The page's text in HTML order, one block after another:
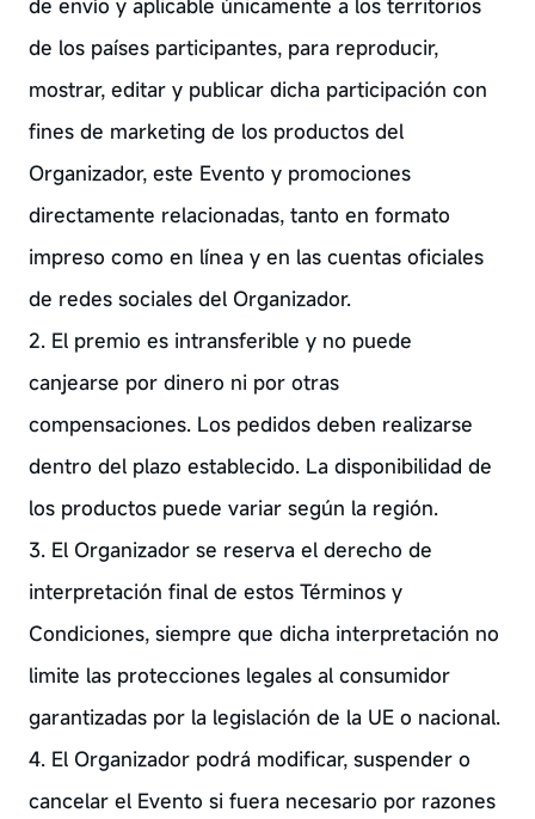
de envío y aplicable únicamente a los territorios
de los países participantes, para reproducir,
mostrar, editar y publicar dicha participación con
fines de marketing de los productos del
Organizador, este Evento y promociones
directamente relacionadas, tanto en formato
impreso como en línea y en las cuentas oficiales
de redes sociales del Organizador.
2. El premio es intransferible y no puede
canjearse por dinero ni por otras
compensaciones. Los pedidos deben realizarse
dentro del plazo establecido. La disponibilidad de
los productos puede variar según la región.
3. El Organizador se reserva el derecho de
interpretación final de estos Términos y
Condiciones, siempre que dicha interpretación no
limite las protecciones legales al consumidor
garantizadas por la legislación de la UE o nacional.
4. El Organizador podrá modificar, suspender o
cancelar el Evento si fuera necesario por razones